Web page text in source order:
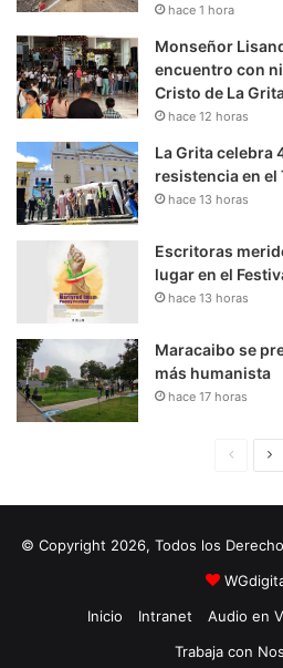
hace 1 hora
Monseñor
encuentro con
Cristo de La
hace 12 horas
La Grita celebra
resistencia en el
hace 13 horas
Escritoras
lugar en el
hace 13 horas
Maracaibo se
más humanista
hace 17 horas
i
n
a
u
i
e
© Copyright 2026, Todos los
Inicio
Intranet Audio en
Trabaja con